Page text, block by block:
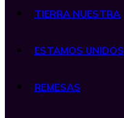
TIERRA NUESTRA
ESTAMOS UNIDOS
REMESAS